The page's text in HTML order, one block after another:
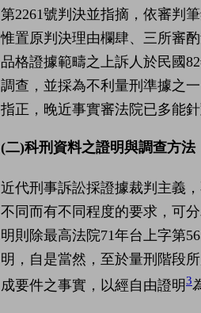
第2261號判決並指摘，依審判
惟置原判決理由欄肆、三所審
品格證據範疇之上訴人於民國
調查，並採為不利量刑準據之
指正，晚近事實審法院已多能
(二)科刑資料之證明與調查方法
近代刑事訴訟採證據裁判主義
不同而有不同程度的要求，可
明則除最高法院71年台上字第
明，自是當然，至於量刑階段
成要件之事實，以經自由證明3